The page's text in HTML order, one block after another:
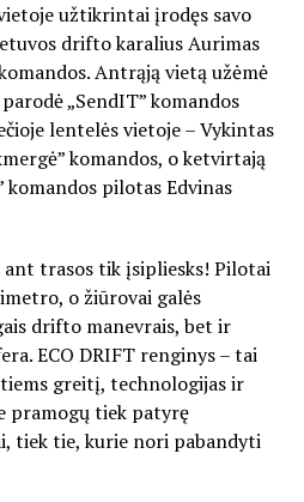
užtikrintai įrodęs savo
drifto karalius Aurimas
Antrąją vietą užėmė
„SendIT” komandos
lentelės vietoje – Vykintas
komandos, o ketvirtają
komandos pilotas Edvinas
trasos tik įsipliesks! Pilotai
o žiūrovai galės
drifto manevrais, bet ir
ECO DRIFT renginys – tai
greitį, technologijas ir
pramogų tiek patyrę
tiek tie, kurie nori pabandyti